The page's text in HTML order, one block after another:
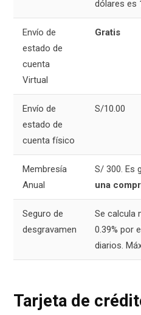
dólares es
Envío de
estado de
cuenta
Virtual
Gratis
Envío de
estado de
cuenta físico
S/10.00
Membresía
Anual
S/ 300. Es
una
Seguro de
desgravamen
Se calcula
0.39% por
diarios.
Tarjeta de